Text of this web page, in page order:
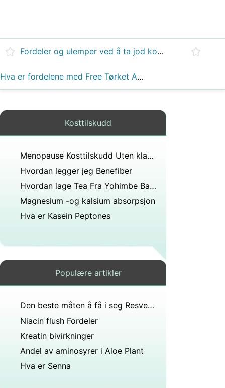
Fordeler og ulemper ved å ta jod kosttilskudd
Hva er fordelene med Free Tørket Acai bær
Kosttilskudd
Menopause Kosttilskudd Uten klaseormedrue
Hvordan legger jeg Benefiber
Hvordan lage Tea Fra Yohimbe Bark
Magnesium -og kalsium absorpsjon
Hva er Kasein Peptones
Populære artikler
Den beste måten å få i seg Resveratrol
Niacin flush Fordeler
Kreatin bivirkninger
Andel av aminosyrer i Aloe Plant
Hva er Senna